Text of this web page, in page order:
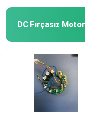
DC Fırçasız Motor